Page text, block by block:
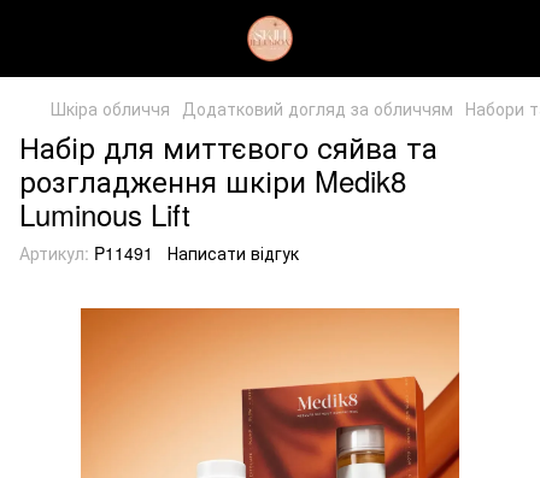
Шкіра обличчя Додатковий догляд за обличчям Набори
Набір для миттєвого сяйва та
розгладження шкіри Medik8
Luminous Lift
Артикул: P11491 Написати відгук